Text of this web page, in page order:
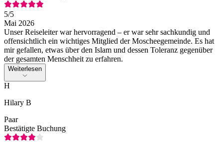
5/5
Mai 2026
Unser Reiseleiter war hervorragend – er war sehr sachkundig und
offensichtlich ein wichtiges Mitglied der Moscheegemeinde. Es hat
mir gefallen, etwas über den Islam und dessen Toleranz gegenüber
der gesamten Menschheit zu erfahren.
Weiterlesen
H
Hilary B
Paar
Bestätigte Buchung